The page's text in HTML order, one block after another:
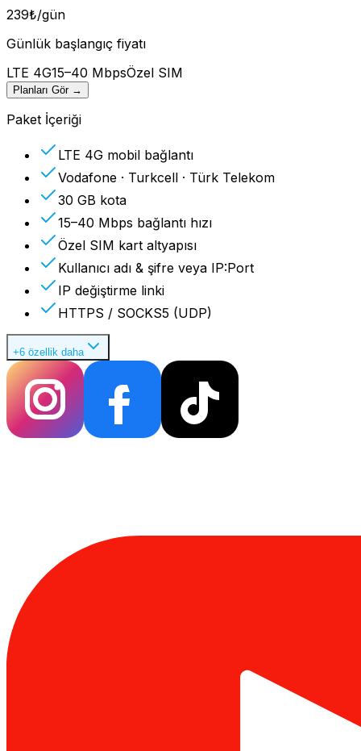
239₺/gün
Günlük başlangıç fiyatı
LTE 4G15–40 MbpsÖzel SIM
Planları Gör →
Paket İçeriği
LTE 4G mobil bağlantı
Vodafone · Turkcell · Türk Telekom
30 GB kota
15–40 Mbps bağlantı hızı
Özel SIM kart altyapısı
Kullanıcı adı & şifre veya IP:Port
IP değiştirme linki
HTTPS / SOCKS5 (UDP)
+6 özellik daha